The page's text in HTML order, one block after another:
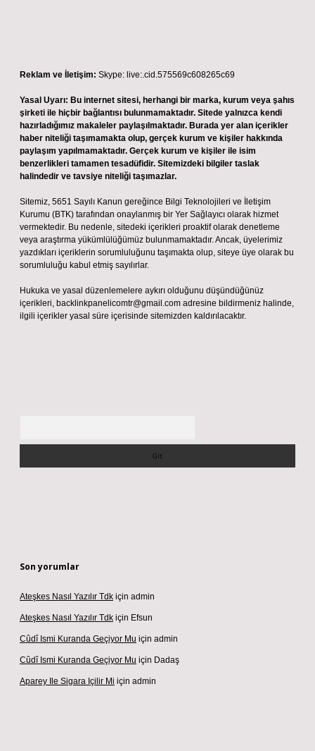
Reklam ve İletişim: Skype: live:.cid.575569c608265c69
Yasal Uyarı: Bu internet sitesi, herhangi bir marka, kurum veya şahıs
şirketi ile hiçbir bağlantısı bulunmamaktadır. Sitede yalnızca kendi
hazırladığımız makaleler paylaşılmaktadır. Burada yer alan içerikler
haber niteliği taşımamakta olup, gerçek kurum ve kişiler hakkında
paylaşım yapılmamaktadır. Gerçek kurum ve kişiler ile isim
benzerlikleri tamamen tesadüfidir. Sitemizdeki bilgiler taslak
halindedir ve tavsiye niteliği taşımazlar.
Sitemiz, 5651 Sayılı Kanun gereğince Bilgi Teknolojileri ve İletişim
Kurumu (BTK) tarafından onaylanmış bir Yer Sağlayıcı olarak hizmet
vermektedir. Bu nedenle, sitedeki içerikleri proaktif olarak denetleme
veya araştırma yükümlülüğümüz bulunmamaktadır. Ancak, üyelerimiz
yazdıkları içeriklerin sorumluluğunu taşımakta olup, siteye üye olarak bu
sorumluluğu kabul etmiş sayılırlar.
Hukuka ve yasal düzenlemelere aykırı olduğunu düşündüğünüz
içerikleri, backlinkpanelicomtr@gmail.com adresine bildirmeniz halinde,
ilgili içerikler yasal süre içerisinde sitemizden kaldırılacaktır.
Son yorumlar
Ateşkes Nasıl Yazılır Tdk için admin
Ateşkes Nasıl Yazılır Tdk için Efsun
Cûdî Ismi Kuranda Geçiyor Mu için admin
Cûdî Ismi Kuranda Geçiyor Mu için Dadaş
Aparey Ile Sigara Içilir Mi için admin